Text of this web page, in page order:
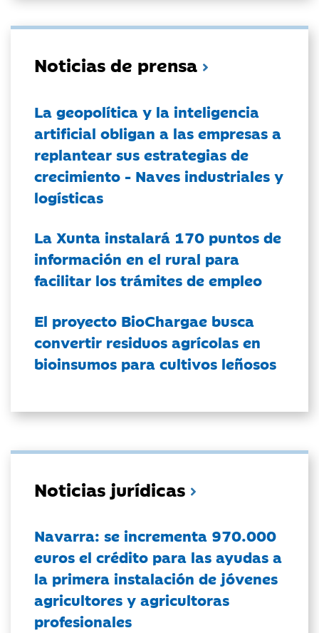
Noticias de prensa
La geopolítica y la inteligencia
artificial obligan a las empresas a
replantear sus estrategias de
crecimiento - Naves industriales y
logísticas
La Xunta instalará 170 puntos de
información en el rural para
facilitar los trámites de empleo
El proyecto BioChargae busca
convertir residuos agrícolas en
bioinsumos para cultivos leñosos
Noticias jurídicas
Navarra: se incrementa 970.000
euros el crédito para las ayudas a
la primera instalación de jóvenes
agricultores y agricultoras
profesionales